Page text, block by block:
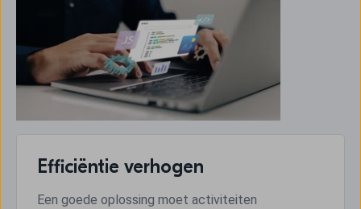
Efficiëntie verhogen
Een goede oplossing moet activiteiten